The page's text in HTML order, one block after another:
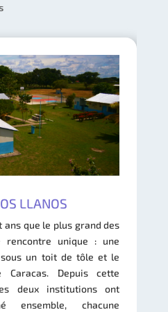
LLANOS
que le plus grand des
rencontre unique : une
un toit de tôle et le
Caracas. Depuis cette
deux institutions ont
ensemble, chacune